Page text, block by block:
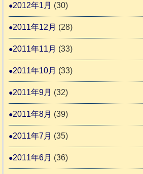
2012年1月 (30)
2011年12月 (28)
2011年11月 (33)
2011年10月 (33)
2011年9月 (32)
2011年8月 (39)
2011年7月 (35)
2011年6月 (36)